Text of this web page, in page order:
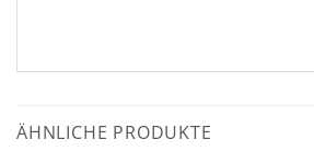
ÄHNLICHE PRODUKTE